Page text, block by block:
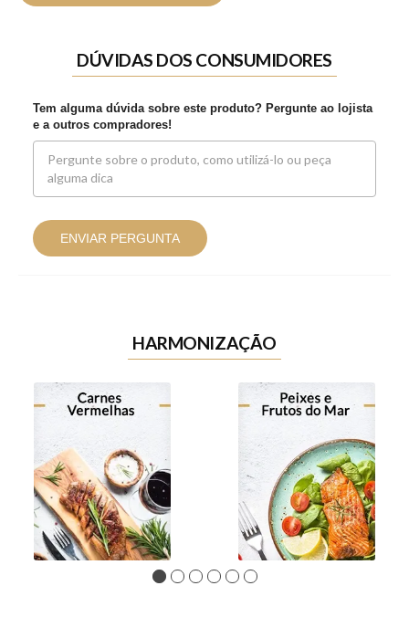
DÚVIDAS DOS CONSUMIDORES
Tem alguma dúvida sobre este produto? Pergunte ao lojista
e a outros compradores!
ENVIAR PERGUNTA
HARMONIZAÇÃO
1 2 3 4 5 6